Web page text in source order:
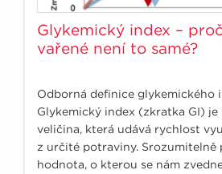
Glykemický index –
vařené není to samé?
Odborná definice glykemického
Glykemický index (zkratka GI) je
veličina, která udává rychlost
z určité potraviny. Srozumitelně
hodnota, o kterou se nám